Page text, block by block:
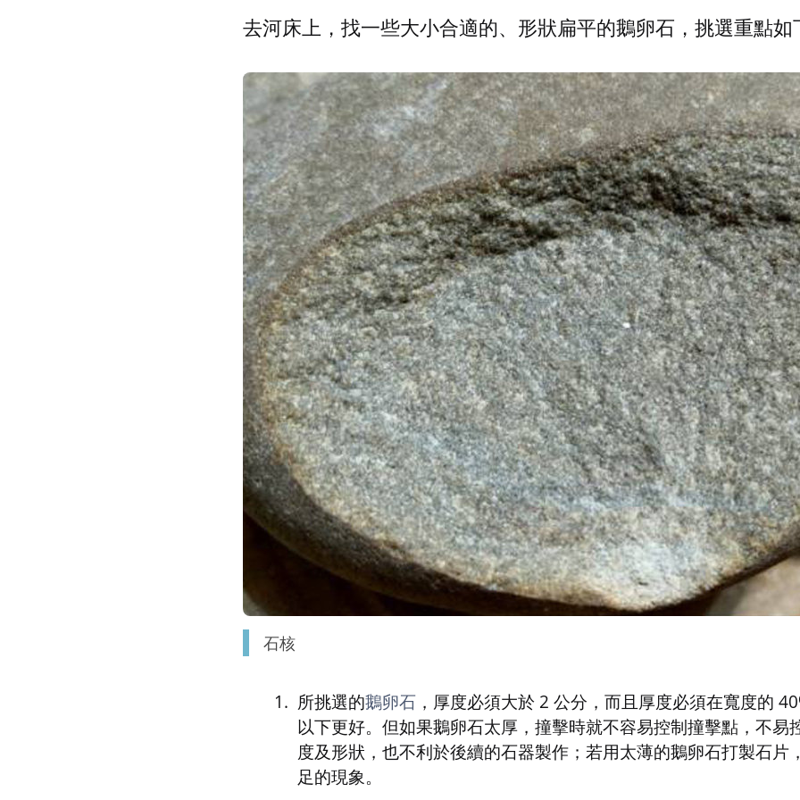
去河床上，找一些大小合適的、形狀扁平的鵝卵石，挑選重點如
石核
所挑選的鵝卵石 ，厚度必須大於 2 公分，而且厚度必須在寬度的
以下更好。但如果鵝卵石太厚，撞擊時就不容易控制撞擊點，不易
度及形狀，也不利於後續的石器製作；若用太薄的鵝卵石打製石片
足的現象。